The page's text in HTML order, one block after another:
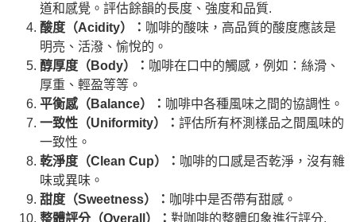
道和感覺。評估餘韻的長度、強度和品質.
酸度（Acidity）： 咖啡的酸味，高品質的酸度應該是
明亮、活潑、愉悅的。
醇厚度（Body）： 咖啡在口中的觸感，例如：絲滑、
厚重、輕盈等等。
平衡感（Balance）： 咖啡中各種風味之間的協調性。
一致性（Uniformity）： 評估所有杯測樣品之間風味的
一致性。
乾淨度（Clean Cup）： 咖啡的口感是否乾淨，沒有雜
味或異味。
甜度（Sweetness）： 咖啡中是否帶有甜感。
整體評分（Overall）： 對咖啡的整體印象進行評分.